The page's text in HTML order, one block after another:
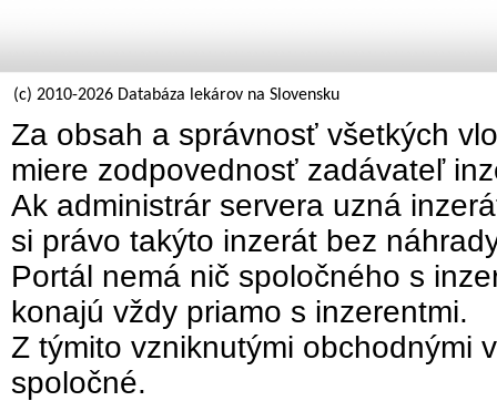
(c) 2010-2026 Databáza lekárov na Slovensku
Za obsah a správnosť všetkých
miere zodpovednosť zadávateľ
Ak administrár servera uzná
si právo takýto inzerát bez
Portál nemá nič spoločného s
konajú vždy priamo s inzerentmi.
Z týmito vzniknutými obchodnými
spoločné.